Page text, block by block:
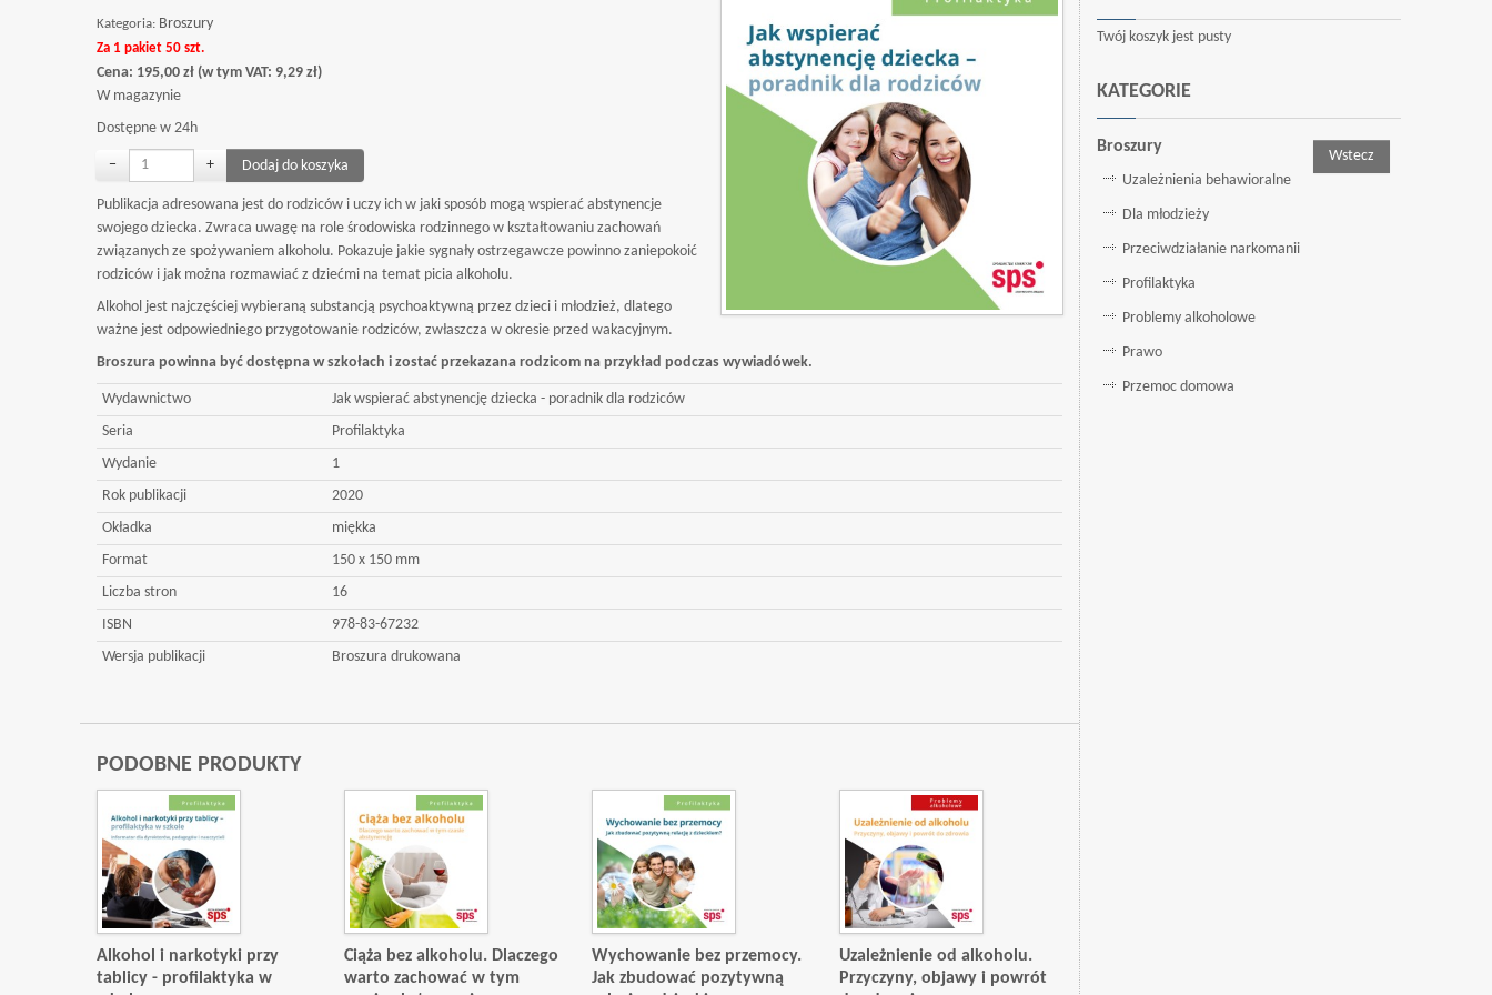
Kategoria: Broszury
Za 1 pakiet 50 szt.
Cena: 195,00 zł (w tym VAT: 9,29 zł)
W magazynie
Dostępne w 24h
− +
Publikacja adresowana jest do rodziców i uczy ich w jaki sposób mogą wspierać abstynencje
swojego dziecka. Zwraca uwagę na role środowiska rodzinnego w kształtowaniu zachowań
związanych ze spożywaniem alkoholu. Pokazuje jakie sygnały ostrzegawcze powinno zaniepokoić
rodziców i jak można rozmawiać z dziećmi na temat picia alkoholu.
Alkohol jest najczęściej wybieraną substancją psychoaktywną przez dzieci i młodzież, dlatego
ważne jest odpowiedniego przygotowanie rodziców, zwłaszcza w okresie przed wakacyjnym.
Broszura powinna być dostępna w szkołach i zostać przekazana rodzicom na przykład podczas wywiadówek.
Wydawnictwo
Jak wspierać abstynencję dziecka - poradnik dla rodziców
Seria
Profilaktyka
Wydanie
1
Rok publikacji
2020
Okładka
miękka
Format
150 x 150 mm
Liczba stron
16
ISBN
978-83-67232
Wersja publikacji
Broszura drukowana
PODOBNE PRODUKTY
Alkohol i narkotyki przy
tablicy - profilaktyka w
Ciąża bez alkoholu. Dlaczego
warto zachować w tym
Wychowanie bez przemocy.
Jak zbudować pozytywną
Uzależnienie od alkoholu.
Przyczyny, objawy i powrót
Twój koszyk jest pusty
KATEGORIE
Broszury
Wstecz
Uzależnienia behawioralne
Dla młodzieży
Przeciwdziałanie narkomanii
Profilaktyka
Problemy alkoholowe
Prawo
Przemoc domowa